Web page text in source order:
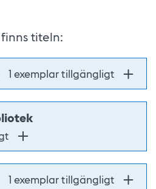
titeln:
1 exemplar tillgängligt
1 exemplar tillgängligt